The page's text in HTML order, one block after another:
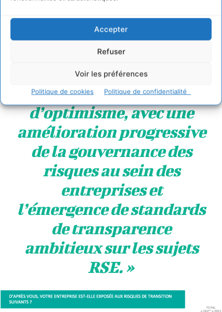
Accepter
Refuser
Voir les préférences
Politique de cookies Politique de confidentialité
ressources disponibles.
La dynamique actuelle,
dans le cadre de l’entrée
en vigueur prochaine de
la CSRD est porteuse
d’optimisme, avec une
amélioration progressive
de la gouvernance des
risques au sein des
entreprises et
l’émergence de standards
de transparence
ambitieux sur les sujets
RSE. »